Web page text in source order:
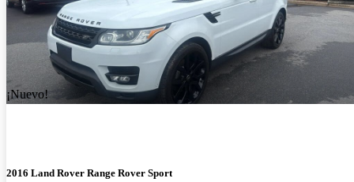
¡Nuevo!
2016 Land Rover Range Rover Sport